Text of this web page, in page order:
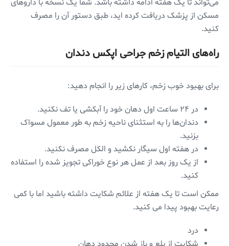
می‌تواند تا یک هفته ادامه داشته باشد. شما یک نسخه با داروهای
مسکن از پزشک دریافت کرده اید، طبق دستور آن را مصرف
کنید.
راه‌های التیام زخم جراحی اپکس دندان
برای بهبود خوب زخم، کار‌های زیر را انجام دهید:
در ۲۴ ساعت اول دهان خود را آبکشی یا تف نکنید.
دندان‌ها را به استثنای ناحیه زخم به طور معمول مسواک
بزنید.
در هفته اول سیگار نکشید و الکل مصرف نکنید.
از یک روز بعد از عمل هر نوع خوراکی تجویز شده را استفاده
کنید.
ممکن است تا یک هفته از علائم شکایت داشته باشید اما با کمی
رعایت بهبود پیدا می کنید.
درد